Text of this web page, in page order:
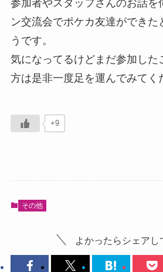
参加者やスタッフさんのお話を
ン交流会でポケカ友達ができた
うです。
気になってるけどまだ参加した
方は是非一度足を運んでみてく
+9
その他
よかったらシェアし